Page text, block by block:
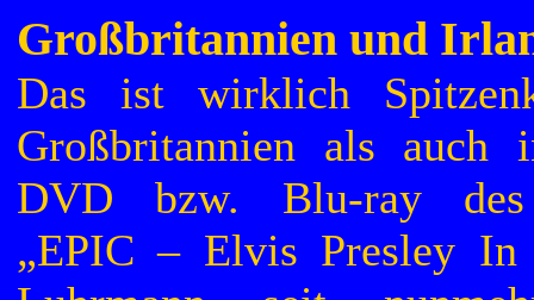
Großbritannien und
Das ist wirklich
Großbritannien als
DVD bzw. Blu-ray des
„EPIC – Elvis Presley In